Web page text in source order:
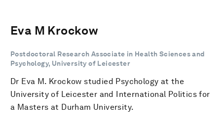
Eva M Krockow
Postdoctoral Research Associate in Health Sciences and
Psychology, University of Leicester
Dr Eva M. Krockow studied Psychology at the
University of Leicester and International Politics for
a Masters at Durham University.